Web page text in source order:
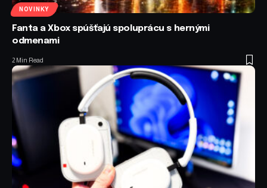
NOVINKY
Fanta a Xbox spúšťajú spoluprácu s hernými
odmenami
2 Min Read